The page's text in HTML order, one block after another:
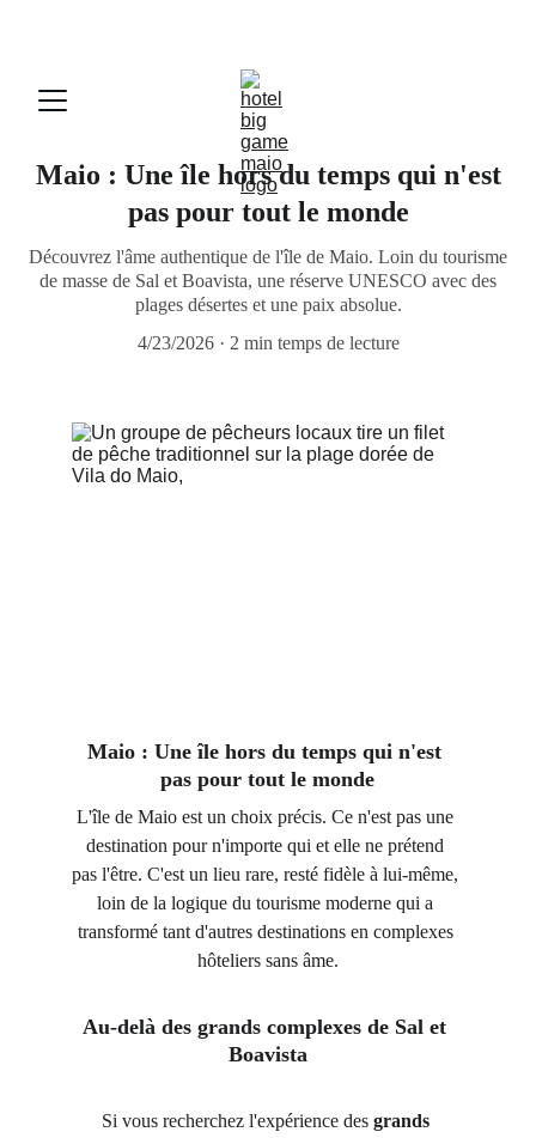
Maio : Une île hors du temps qui n'est
pas pour tout le monde
Découvrez l'âme authentique de l'île de Maio. Loin du tourisme
de masse de Sal et Boavista, une réserve UNESCO avec des
plages désertes et une paix absolue.
4/23/2026
2 min temps de lecture
Maio : Une île hors du temps qui n'est
pas pour tout le monde
L'île de Maio est un choix précis. Ce n'est pas une
destination pour n'importe qui et elle ne prétend
pas l'être. C'est un lieu rare, resté fidèle à lui-même,
loin de la logique du tourisme moderne qui a
transformé tant d'autres destinations en complexes
hôteliers sans âme.
Au-delà des grands complexes de Sal et
Boavista
Si vous recherchez l'expérience des grands